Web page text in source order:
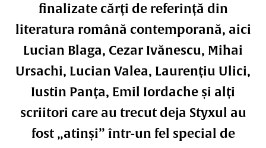
finalizate cărți de referință din
literatura română contemporană, aici
Lucian Blaga, Cezar Ivănescu, Mihai
Ursachi, Lucian Valea, Laurențiu Ulici,
Iustin Panța, Emil Iordache și alți
scriitori care au trecut deja Styxul au
fost „atinși” într-un fel special de